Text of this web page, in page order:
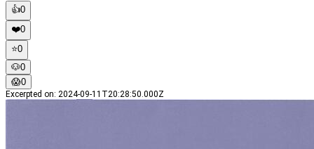
👍0
❤️0
⭐️0
🐶0
😱0
Excerpted on: 2024-09-11T20:28:50.000Z